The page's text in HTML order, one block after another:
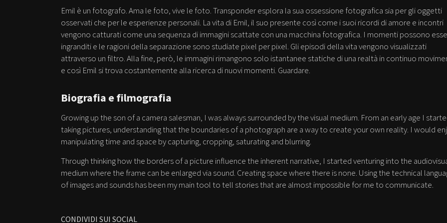
Emil è un fotografo. Ama le foto, vive le foto. Transponder esplora la sua ossessione fotografica sia per gli oggetti
osservati che per le esperienze personali. La vita di Emil, il suo presente così come i suoi ricordi di amore e incontri
vengono catturati come una sequenza di immagini scattate con una macchina fotografica. I momenti possono
ingranditi e le ragioni della separazione sono studiate pixel per pixel. Gli episodi della vita vengono visualizzati
attraverso un filtro. Alla fine, però, le immagini rimangono solo istantanee statiche di una realtà in continuo
e così Emil si trova costantemente alla ricerca di nuovi momenti. Guardare.
CONDIVIDI SUI SOCIAL
Biografia e filmografia
Growing up the son of a camera salesman, I was always surrounded by the visual medium. From an early age I
taking pictures, understanding that the boundaries of a photograph are a way to create your own reality. I would
manipulating time and space by capturing, cropping, saturating and blurring.
Through thinking how the borders of a picture influence the inherent narrative, I started venturing into the
medium where the frame can be enlarged via sound. Creating space where there is none. Using the technical
of images and sounds has been my main tool to tell stories that are almost impossible for me to communicate.